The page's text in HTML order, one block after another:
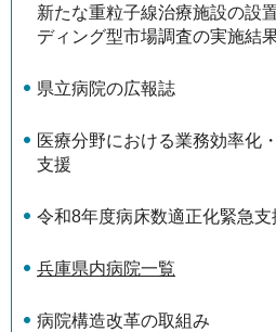
新たな重粒子線治療施設の設
ディング型市場調査の実施結
県立病院の広報誌
医療分野における業務効率化
支援
令和8年度病床数適正化緊急支
兵庫県内病院一覧
病院構造改革の取組み